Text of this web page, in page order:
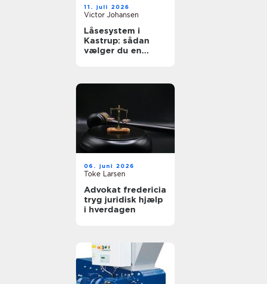
11. juli 2026
Victor Johansen
Låsesystem i
Kastrup: sådan
vælger du en
06. juni 2026
Toke Larsen
Advokat fredericia
tryg juridisk hjælp
i hverdagen